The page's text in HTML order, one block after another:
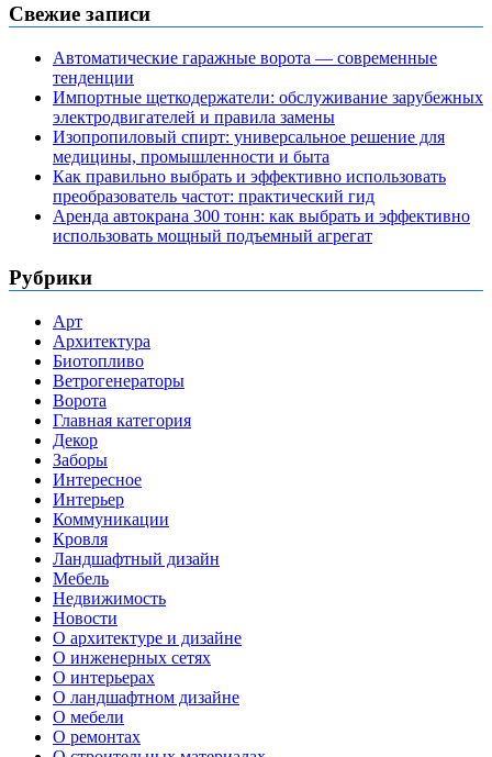
Свежие записи
Автоматические гаражные ворота — современные
тенденции
Импортные щеткодержатели: обслуживание зарубежных
электродвигателей и правила замены
Изопропиловый спирт: универсальное решение для
медицины, промышленности и быта
Как правильно выбрать и эффективно использовать
преобразователь частот: практический гид
Аренда автокрана 300 тонн: как выбрать и эффективно
использовать мощный подъемный агрегат
Рубрики
Арт
Архитектура
Биотопливо
Ветрогенераторы
Ворота
Главная категория
Декор
Заборы
Интересное
Интерьер
Коммуникации
Кровля
Ландшафтный дизайн
Мебель
Недвижимость
Новости
О архитектуре и дизайне
О инженерных сетях
О интерьерах
О ландшафтном дизайне
О мебели
О ремонтах